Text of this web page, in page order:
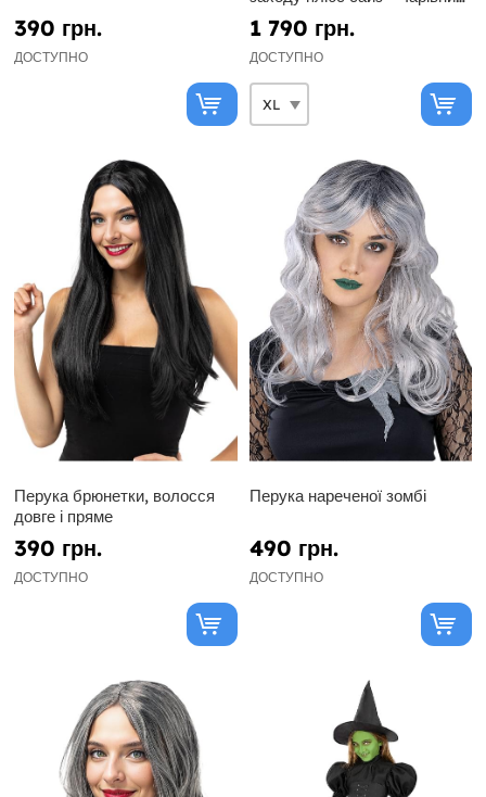
390 грн.
ДОСТУПНО
з країни Оз
1 790 грн.
ДОСТУПНО
Перука брюнетки, волосся
довге і пряме
390 грн.
ДОСТУПНО
Перука нареченої зомбі
490 грн.
ДОСТУПНО